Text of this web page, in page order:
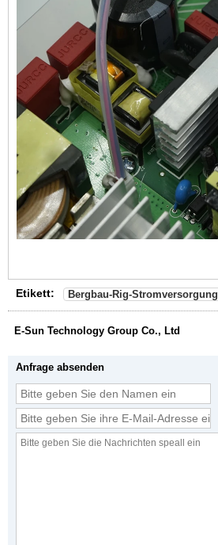
Etikett: Bergbau-Rig-Stromversorgung
E-Sun Technology Group Co., Ltd
Anfrage absenden